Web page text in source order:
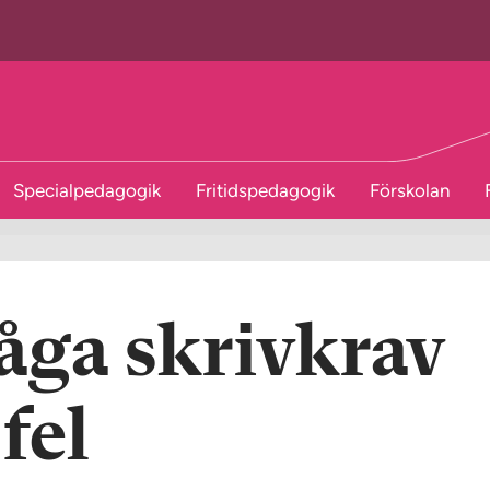
Specialpedagogik Fritidspedagogik Förskolan
skrivkrav